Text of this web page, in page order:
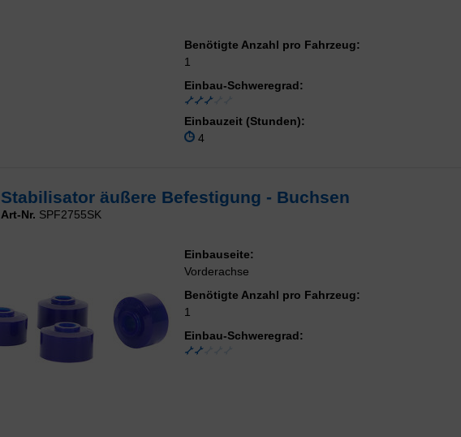
Benötigte Anzahl pro Fahrzeug:
1
Einbau-Schweregrad:
Einbauzeit (Stunden):
4
Stabilisator äußere Befestigung - Buchsen
Art-Nr. SPF2755SK
Einbauseite:
Vorderachse
Benötigte Anzahl pro Fahrzeug:
1
Einbau-Schweregrad: